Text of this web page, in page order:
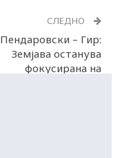
СЛЕДНО
Пендаровски – Гир:
Земјава останува
фокусирана на